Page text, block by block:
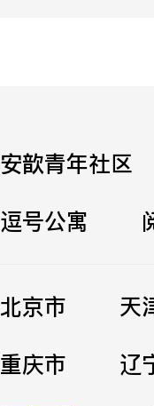
安歆青年社区
逗号公寓
北京市
天
重庆市
辽
立即提交